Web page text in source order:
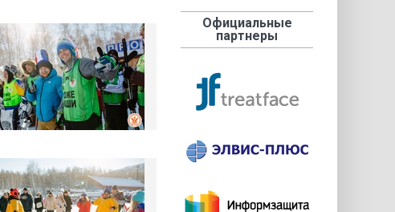
Официальные
партнеры